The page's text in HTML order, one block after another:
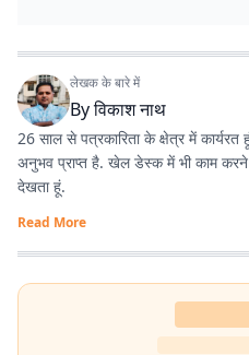
लेखक के बारे में
Byविकाश नाथ
26 साल से पत्रकारिता के क्षेत्र में
अनुभव प्राप्त है. खेल डेस्क में भी काम
देखता हूं.
Read More